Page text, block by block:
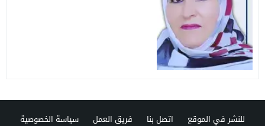
للنشر في الموقع اتصل بنا فريق العمل سياسة الخصوصية